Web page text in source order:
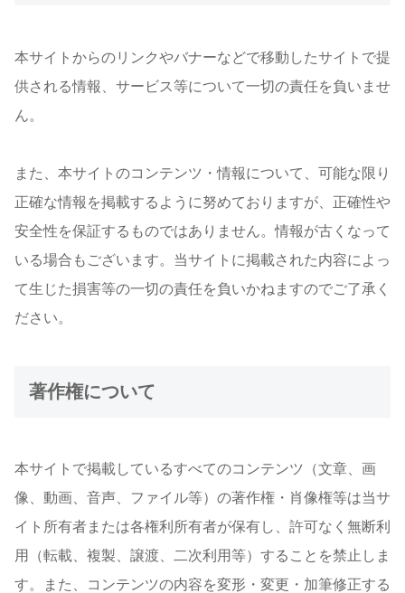
本サイトからのリンクやバナーなどで移動したサイトで提
供される情報、サービス等について一切の責任を負いませ
ん。
また、本サイトのコンテンツ・情報について、可能な限り
正確な情報を掲載するように努めておりますが、正確性や
安全性を保証するものではありません。情報が古くなって
いる場合もございます。当サイトに掲載された内容によっ
て生じた損害等の一切の責任を負いかねますのでご了承く
ださい。
著作権について
本サイトで掲載しているすべてのコンテンツ（文章、画
像、動画、音声、ファイル等）の著作権・肖像権等は当サ
イト所有者または各権利所有者が保有し、許可なく無断利
用（転載、複製、譲渡、二次利用等）することを禁止しま
す。また、コンテンツの内容を変形・変更・加筆修正する